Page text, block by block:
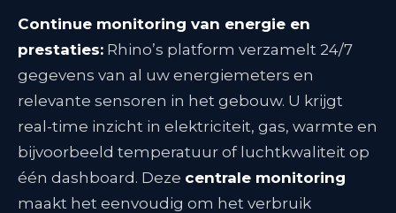
Continue monitoring van energie en
prestaties: Rhino’s platform verzamelt 24/7
gegevens van al uw energiemeters en
relevante sensoren in het gebouw. U krijgt
real-time inzicht in elektriciteit, gas, warmte en
bijvoorbeeld temperatuur of luchtkwaliteit op
één dashboard. Deze centrale monitoring
maakt het eenvoudig om het verbruik